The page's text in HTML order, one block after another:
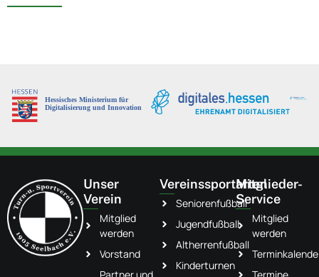
Unser
Verein
Mitglied
werden
Vorstand
Vereinssportarten
Seniorenfußball
Jugendfußball
Altherrenfußball
Kinderturnen
Mitglieder-
Service
Mitglied
werden